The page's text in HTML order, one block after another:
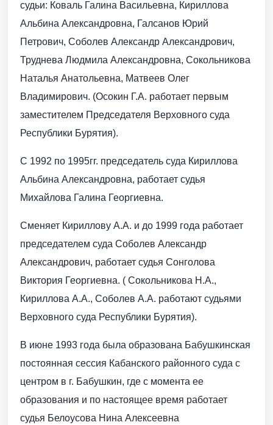
судьи: Коваль Галина Васильевна, Кириллова
Альбина Александровна, Галсанов Юрий
Петрович, Соболев Александр Александрович,
Труднева Людмила Александровна, Сокольникова
Наталья Анатольевна, Матвеев Олег
Владимирович. (Осокин Г.А. работает первым
заместителем Председателя Верховного суда
Республики Бурятия).
С 1992 по 1995гг. председатель суда Кириллова
Альбина Александровна, работает судья
Михайлова Галина Георгиевна.
Сменяет Кириллову А.А. и до 1999 года работает
председателем суда Соболев Александр
Александрович, работает судья Сонголова
Виктория Георгиевна. ( Сокольникова Н.А.,
Кириллова А.А., Соболев А.А. работают судьями
Верховного суда Республики Бурятия).
В июне 1993 года была образована Бабушкинская
постоянная сессия Кабанского районного суда с
центром в г. Бабушкин, где с момента ее
образования и по настоящее время работает
судья Белоусова Нина Алексеевна